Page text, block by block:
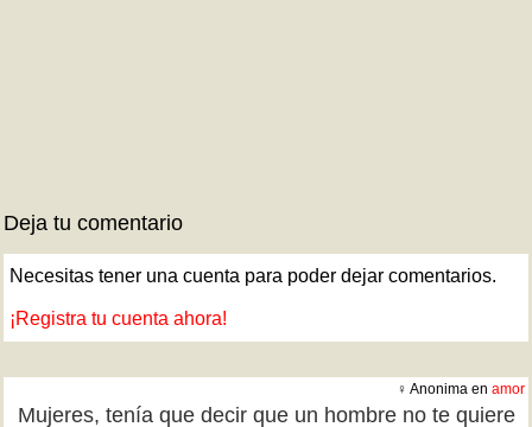
Deja tu comentario
Necesitas tener una cuenta para poder dejar comentarios.
¡Registra tu cuenta ahora!
♀ Anonima en amor
Mujeres, tenía que decir que un hombre no te quiere